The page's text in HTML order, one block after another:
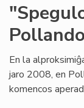
Pollando
En la
jaro 2008, en
komencos